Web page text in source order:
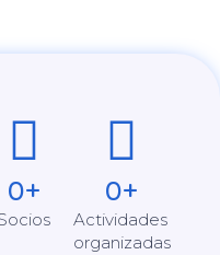
0+
Actividades
organizadas
0+